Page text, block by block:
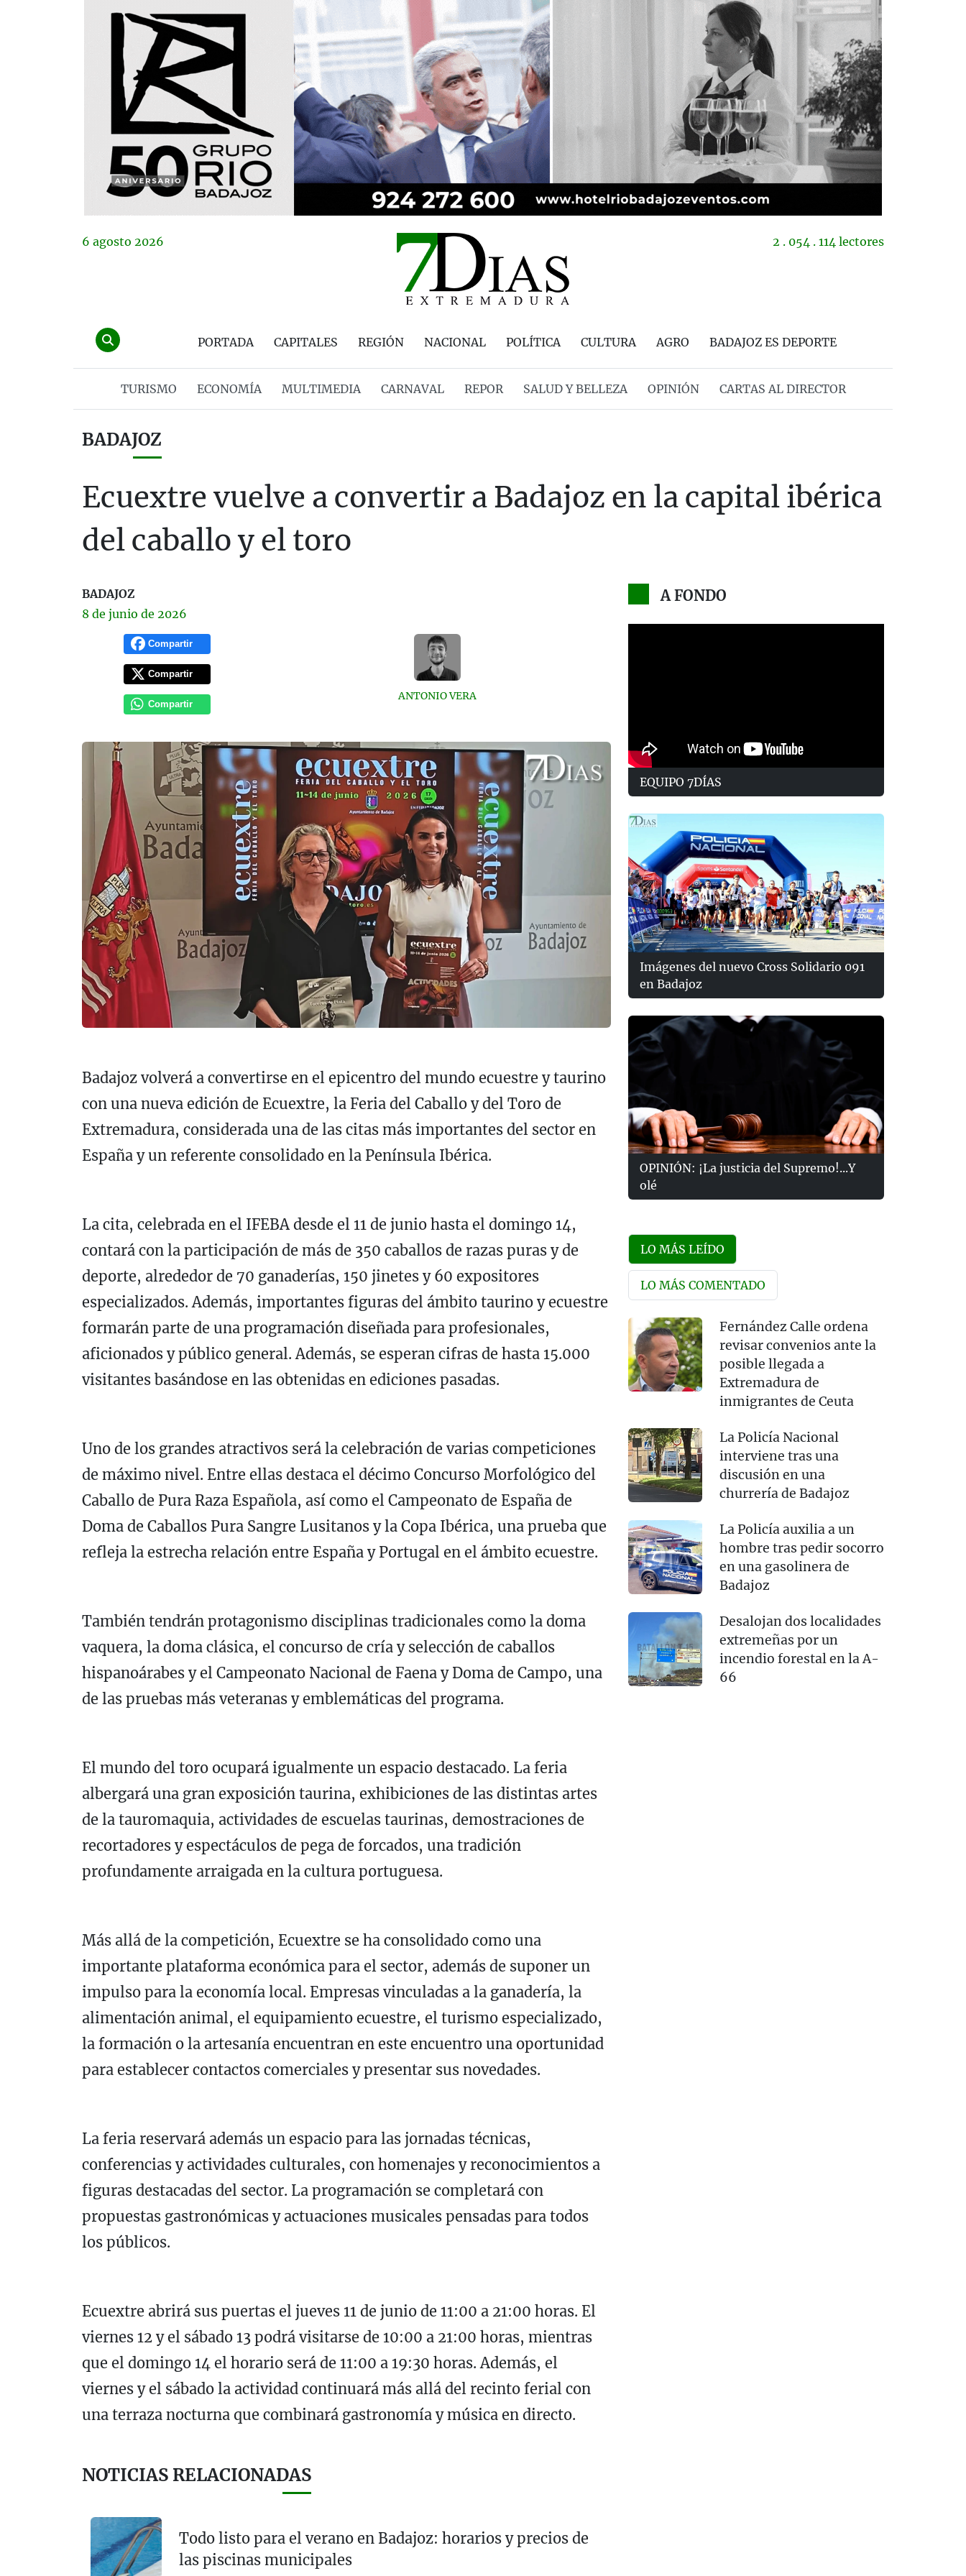
6 agosto 2026 2 . 054 . 114 lectores
PORTADA CAPITALES REGIÓN NACIONAL POLÍTICA CULTURA AGRO BADAJOZ ES DEPORTE
TURISMO ECONOMÍA MULTIMEDIA CARNAVAL REPOR SALUD Y BELLEZA OPINIÓN CARTAS AL DIRECTOR
BADAJOZ
Ecuextre vuelve a convertir a Badajoz en la capital ibérica
del caballo y el toro
BADAJOZ
8 de junio de 2026
Compartir
Compartir
Compartir
ANTONIO VERA
Badajoz volverá a convertirse en el epicentro del mundo ecuestre y taurino
con una nueva edición de Ecuextre, la Feria del Caballo y del Toro de
Extremadura, considerada una de las citas más importantes del sector en
España y un referente consolidado en la Península Ibérica.
La cita, celebrada en el IFEBA desde el 11 de junio hasta el domingo 14,
contará con la participación de más de 350 caballos de razas puras y de
deporte, alrededor de 70 ganaderías, 150 jinetes y 60 expositores
especializados. Además, importantes figuras del ámbito taurino y ecuestre
formarán parte de una programación diseñada para profesionales,
aficionados y público general. Además, se esperan cifras de hasta 15.000
visitantes basándose en las obtenidas en ediciones pasadas.
Uno de los grandes atractivos será la celebración de varias competiciones
de máximo nivel. Entre ellas destaca el décimo Concurso Morfológico del
Caballo de Pura Raza Española, así como el Campeonato de España de
Doma de Caballos Pura Sangre Lusitanos y la Copa Ibérica, una prueba que
refleja la estrecha relación entre España y Portugal en el ámbito ecuestre.
También tendrán protagonismo disciplinas tradicionales como la doma
vaquera, la doma clásica, el concurso de cría y selección de caballos
hispanoárabes y el Campeonato Nacional de Faena y Doma de Campo, una
de las pruebas más veteranas y emblemáticas del programa.
El mundo del toro ocupará igualmente un espacio destacado. La feria
albergará una gran exposición taurina, exhibiciones de las distintas artes
de la tauromaquia, actividades de escuelas taurinas, demostraciones de
recortadores y espectáculos de pega de forcados, una tradición
profundamente arraigada en la cultura portuguesa.
Más allá de la competición, Ecuextre se ha consolidado como una
importante plataforma económica para el sector, además de suponer un
impulso para la economía local. Empresas vinculadas a la ganadería, la
alimentación animal, el equipamiento ecuestre, el turismo especializado,
la formación o la artesanía encuentran en este encuentro una oportunidad
para establecer contactos comerciales y presentar sus novedades.
La feria reservará además un espacio para las jornadas técnicas,
conferencias y actividades culturales, con homenajes y reconocimientos a
figuras destacadas del sector. La programación se completará con
propuestas gastronómicas y actuaciones musicales pensadas para todos
los públicos.
Ecuextre abrirá sus puertas el jueves 11 de junio de 11:00 a 21:00 horas. El
viernes 12 y el sábado 13 podrá visitarse de 10:00 a 21:00 horas, mientras
que el domingo 14 el horario será de 11:00 a 19:30 horas. Además, el
viernes y el sábado la actividad continuará más allá del recinto ferial con
una terraza nocturna que combinará gastronomía y música en directo.
NOTICIAS RELACIONADAS
Todo listo para el verano en Badajoz: horarios y precios de
las piscinas municipales
A FONDO
EQUIPO 7DÍAS
Imágenes del nuevo Cross Solidario 091
en Badajoz
OPINIÓN: ¡La justicia del Supremo!...Y
olé
LO MÁS LEÍDO
LO MÁS COMENTADO
Fernández Calle ordena
revisar convenios ante la
posible llegada a
Extremadura de
inmigrantes de Ceuta
La Policía Nacional
interviene tras una
discusión en una
churrería de Badajoz
La Policía auxilia a un
hombre tras pedir socorro
en una gasolinera de
Badajoz
Desalojan dos localidades
extremeñas por un
incendio forestal en la A-
66